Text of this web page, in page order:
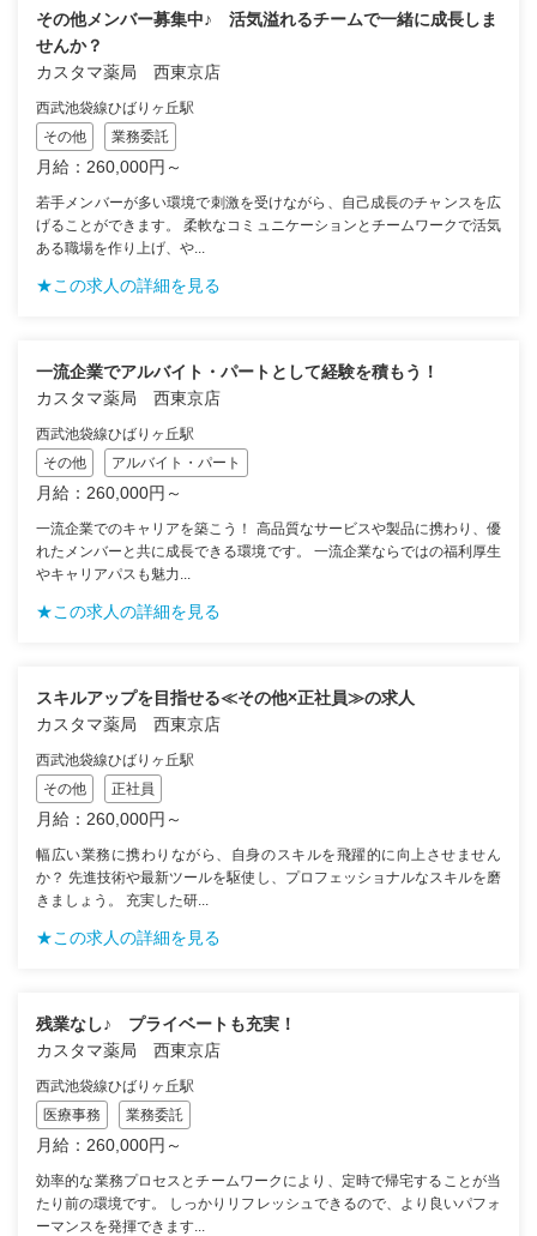
その他メンバー募集中♪ 活気溢れるチームで一緒に成長しま
せんか？
カスタマ薬局 西東京店
西武池袋線ひばりヶ丘駅
その他
業務委託
月給：260,000円～
若手メンバーが多い環境で刺激を受けながら、自己成長のチャンスを広
げることができます。 柔軟なコミュニケーションとチームワークで活気
ある職場を作り上げ、や...
★この求人の詳細を見る
一流企業でアルバイト・パートとして経験を積もう！
カスタマ薬局 西東京店
西武池袋線ひばりヶ丘駅
その他
アルバイト・パート
月給：260,000円～
一流企業でのキャリアを築こう！ 高品質なサービスや製品に携わり、優
れたメンバーと共に成長できる環境です。 一流企業ならではの福利厚生
やキャリアパスも魅力...
★この求人の詳細を見る
スキルアップを目指せる≪その他×正社員≫の求人
カスタマ薬局 西東京店
西武池袋線ひばりヶ丘駅
その他
正社員
月給：260,000円～
幅広い業務に携わりながら、自身のスキルを飛躍的に向上させません
か？ 先進技術や最新ツールを駆使し、プロフェッショナルなスキルを磨
きましょう。 充実した研...
★この求人の詳細を見る
残業なし♪ プライベートも充実！
カスタマ薬局 西東京店
西武池袋線ひばりヶ丘駅
医療事務
業務委託
月給：260,000円～
効率的な業務プロセスとチームワークにより、定時で帰宅することが当
たり前の環境です。 しっかりリフレッシュできるので、より良いパフォ
ーマンスを発揮できます...